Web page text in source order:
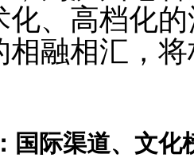
化、高档化
相融相汇，
国际渠道、文化